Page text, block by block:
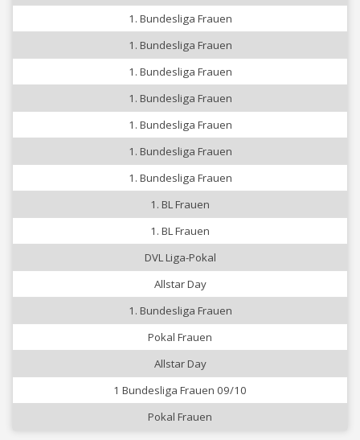
1. Bundesliga Frauen
1. Bundesliga Frauen
1. Bundesliga Frauen
1. Bundesliga Frauen
1. Bundesliga Frauen
1. Bundesliga Frauen
1. Bundesliga Frauen
1. BL Frauen
1. BL Frauen
DVL Liga-Pokal
Allstar Day
1. Bundesliga Frauen
Pokal Frauen
Allstar Day
1 Bundesliga Frauen 09/10
Pokal Frauen